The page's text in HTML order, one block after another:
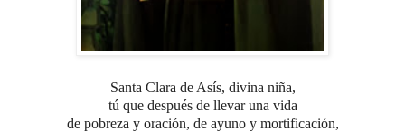
Santa Clara de Asís, divina niña,
tú que después de llevar una vida
de pobreza y oración, de ayuno y mortificación,